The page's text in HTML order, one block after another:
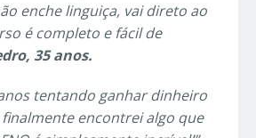
enche linguiça, vai direto ao
é completo e fácil de
35 anos.
tentando ganhar dinheiro
encontrei algo que